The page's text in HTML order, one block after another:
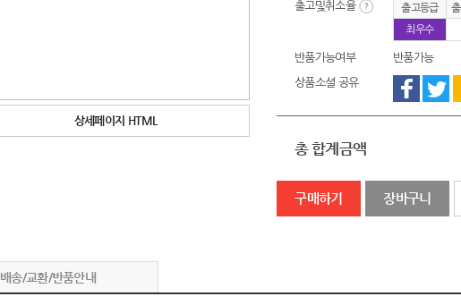
상세페이지 HTML
출고및취소율 출고등급
최우수
반품가능여부 반품가능
상품소셜 공유
총 합계금액
구매하기 장바구니
배송/교환/반품안내